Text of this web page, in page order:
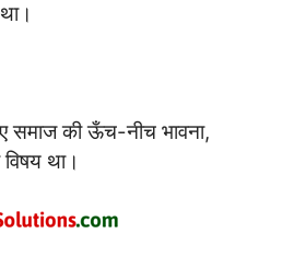
समाज की ऊँच-नीच भावना,
था।